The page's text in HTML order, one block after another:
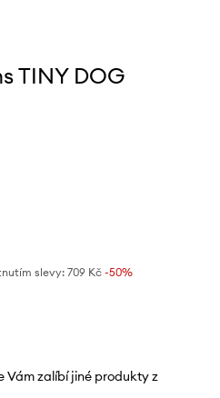
TINY DOG
slevy: 709 Kč -50%
Vám zalíbí jiné produkty z